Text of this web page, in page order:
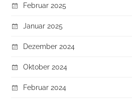
Februar 2025
Januar 2025
Dezember 2024
Oktober 2024
Februar 2024